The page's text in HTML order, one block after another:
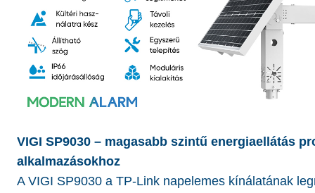
VIGI SP9030 – magasabb szintű energiaellátás
alkalmazásokhoz
A VIGI SP9030 a TP-Link napelemes kínálatának